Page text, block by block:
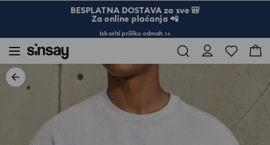
BESPLATNA DOSTAVA za sve 🎒
Za online plaćanja 📲
Iskoriti priliku odmah >>